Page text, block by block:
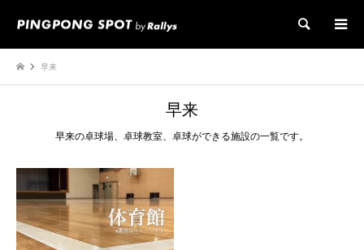
検索
早来
早来
早来の卓球場、卓球教室、卓球ができる施設の一覧です。